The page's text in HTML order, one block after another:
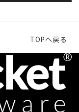
TOPへ戻る